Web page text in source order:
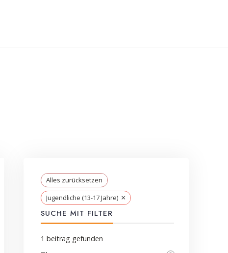
Alles zurücksetzen
Jugendliche (13-17 Jahre) ×
SUCHE MIT FILTER
1 beitrag gefunden